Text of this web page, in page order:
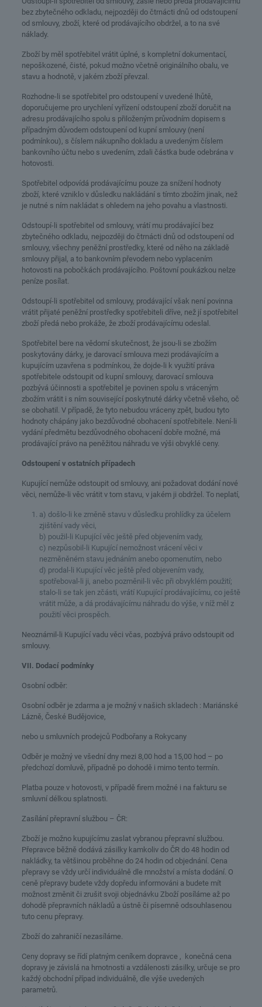
bez zbytečného odkladu, nejpozději do čtrnácti dnů od odstoupení
od smlouvy, zboží, které od prodávajícího obdržel, a to na své
náklady.
Zboží by měl spotřebitel vrátit úplné, s kompletní dokumentací,
nepoškozené, čisté, pokud možno včetně originálního obalu, ve
stavu a hodnotě, v jakém zboží převzal.
Rozhodne-li se spotřebitel pro odstoupení v uvedené lhůtě,
doporučujeme pro urychlení vyřízení odstoupení zboží doručit na
adresu prodávajícího spolu s přiloženým průvodním dopisem s
případným důvodem odstoupení od kupní smlouvy (není
podmínkou), s číslem nákupního dokladu a uvedeným číslem
bankovního účtu nebo s uvedením, zdali částka bude odebrána v
hotovosti.
Spotřebitel odpovídá prodávajícímu pouze za snížení hodnoty
zboží, které vzniklo v důsledku nakládání s tímto zbožím jinak, než
je nutné s ním nakládat s ohledem na jeho povahu a vlastnosti.
Odstoupí-li spotřebitel od smlouvy, vrátí mu prodávající bez
zbytečného odkladu, nejpozději do čtrnácti dnů od odstoupení od
smlouvy, všechny peněžní prostředky, které od něho na základě
smlouvy přijal, a to bankovním převodem nebo vyplacením
hotovosti na pobočkách prodávajícího. Poštovní poukázkou nelze
peníze posílat.
Odstoupí-li spotřebitel od smlouvy, prodávající však není povinna
vrátit přijaté peněžní prostředky spotřebiteli dříve, než jí spotřebitel
zboží předá nebo prokáže, že zboží prodávajícímu odeslal.
Spotřebitel bere na vědomí skutečnost, že jsou-li se zbožím
poskytovány dárky, je darovací smlouva mezi prodávajícím a
kupujícím uzavřena s podmínkou, že dojde-li k využití práva
spotřebitele odstoupit od kupní smlouvy, darovací smlouva
pozbývá účinnosti a spotřebitel je povinen spolu s vráceným
zbožím vrátit i s ním související poskytnuté dárky včetně všeho, oč
se obohatil. V případě, že tyto nebudou vráceny zpět, budou tyto
hodnoty chápány jako bezdůvodné obohacení spotřebitele. Není-li
vydání předmětu bezdůvodného obohacení dobře možné, má
prodávající právo na peněžitou náhradu ve výši obvyklé ceny.
Odstoupení v ostatních případech
Kupující nemůže odstoupit od smlouvy, ani požadovat dodání nové
věci, nemůže-li věc vrátit v tom stavu, v jakém ji obdržel. To neplatí,
a) došlo-li ke změně stavu v důsledku prohlídky za účelem
zjištění vady věci,
b) použil-li Kupující věc ještě před objevením vady,
c) nezpůsobil-li Kupující nemožnost vrácení věci v
nezměněném stavu jednáním anebo opomenutím, nebo
d) prodal-li Kupující věc ještě před objevením vady,
spotřeboval-li ji, anebo pozměnil-li věc při obvyklém použití;
stalo-li se tak jen zčásti, vrátí Kupující prodávajícímu, co ještě
vrátit může, a dá prodávajícímu náhradu do výše, v níž měl z
použití věci prospěch.
Neoznámil-li Kupující vadu věci včas, pozbývá právo odstoupit od
smlouvy.
VII. Dodací podmínky
Osobní odběr:
Osobní odběr je zdarma a je možný v našich skladech : Mariánské
Lázně, České Budějovice,
nebo u smluvních prodejců Podbořany a Rokycany
Odběr je možný ve všední dny mezi 8,00 hod a 15,00 hod – po
předchozí domluvě, případně po dohodě i mimo tento termín.
Platba pouze v hotovosti, v případě firem možné i na fakturu se
smluvní délkou splatnosti.
Zasílání přepravní službou – ČR:
Zboží je možno kupujícímu zaslat vybranou přepravní službou.
Přepravce běžně dodává zásilky kamkoliv do ČR do 48 hodin od
nakládky, ta většinou proběhne do 24 hodin od objednání. Cena
přepravy se vždy určí individuálně dle množství a místa dodání. O
ceně přepravy budete vždy dopředu informováni a budete mít
možnost změnit či zrušit svoji objednávku Zboží posíláme až po
dohodě přepravních nákladů a ústně či písemně odsouhlasenou
tuto cenu přepravy.
Zboží do zahraničí nezasíláme.
Ceny dopravy se řídí platným ceníkem dopravce , konečná cena
dopravy je závislá na hmotnosti a vzdálenosti zásilky, určuje se pro
každý obchodní případ individuálně, dle výše uvedených
parametrů.